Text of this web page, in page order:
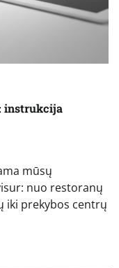
instrukcija
mūsų
nuo restoranų
iki prekybos centrų